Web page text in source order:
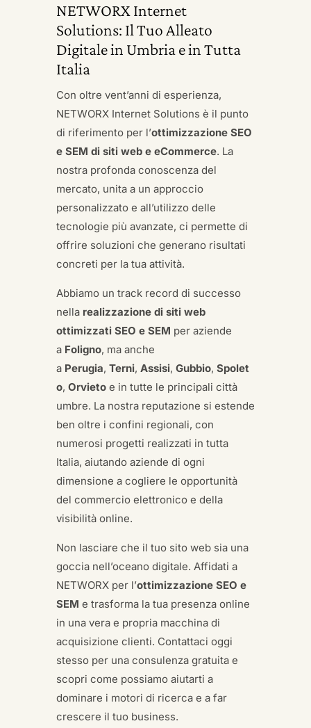
NETWORX Internet
Solutions: Il Tuo Alleato
Digitale in Umbria e in Tutta
Italia
Con oltre vent’anni di esperienza,
NETWORX Internet Solutions è il punto
di riferimento per l’ottimizzazione SEO
e SEM di siti web e eCommerce. La
nostra profonda conoscenza del
mercato, unita a un approccio
personalizzato e all’utilizzo delle
tecnologie più avanzate, ci permette di
offrire soluzioni che generano risultati
concreti per la tua attività.
Abbiamo un track record di successo
nella realizzazione di siti web
ottimizzati SEO e SEM per aziende
a Foligno, ma anche
a Perugia, Terni, Assisi, Gubbio, Spolet
o, Orvietoe in tutte le principali città
umbre. La nostra reputazione si estende
ben oltre i confini regionali, con
numerosi progetti realizzati in tutta
Italia, aiutando aziende di ogni
dimensione a cogliere le opportunità
del commercio elettronico e della
visibilità online.
Non lasciare che il tuo sito web sia una
goccia nell’oceano digitale. Affidati a
NETWORX per l’ottimizzazione SEO e
SEM e trasforma la tua presenza online
in una vera e propria macchina di
acquisizione clienti. Contattaci oggi
stesso per una consulenza gratuita e
scopri come possiamo aiutarti a
dominare i motori di ricerca e a far
crescere il tuo business.